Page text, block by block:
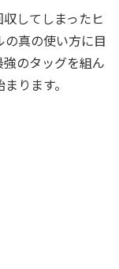
してしまったヒ
真の使い方に目
のタッグを組ん
ります。